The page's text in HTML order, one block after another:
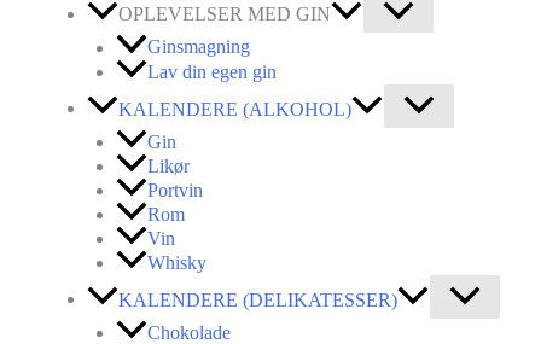
OPLEVELSER MED GIN
Ginsmagning
Lav din egen gin
KALENDERE (ALKOHOL)
Gin
Likør
Portvin
Rom
Vin
Whisky
KALENDERE (DELIKATESSER)
Chokolade